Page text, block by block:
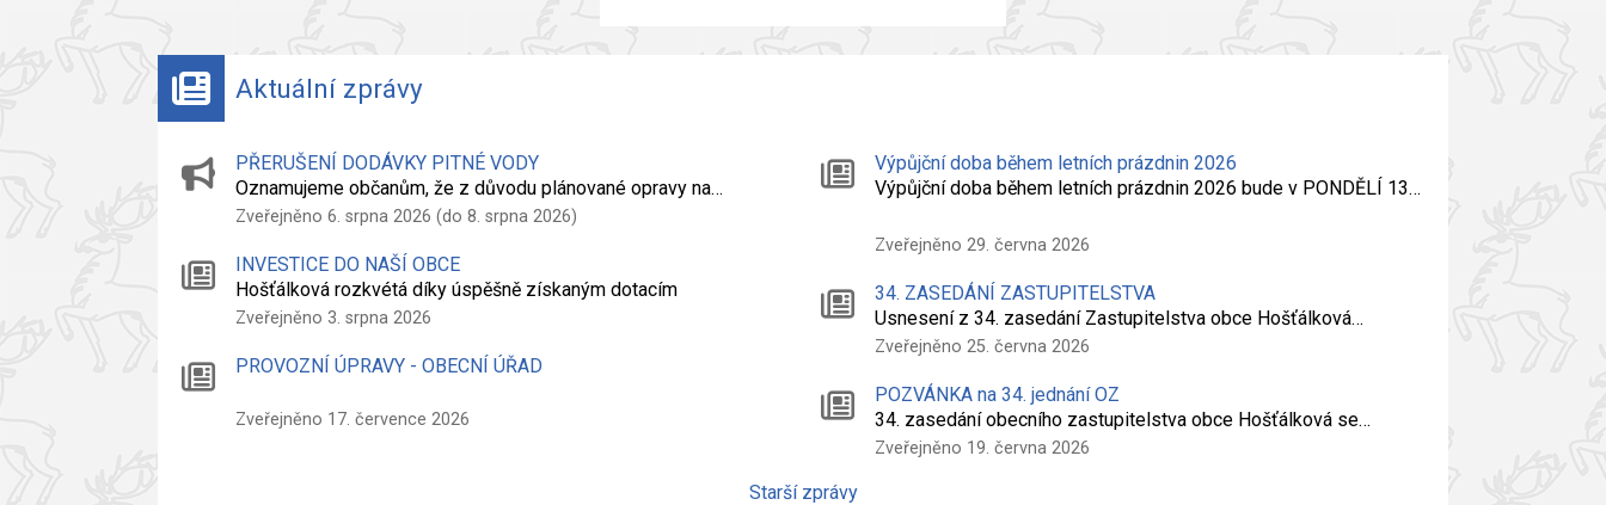
Aktuální zprávy
PŘERUŠENÍ DODÁVKY PITNÉ VODY
Oznamujeme občanům, že z důvodu plánované opravy na…
Zveřejněno 6. srpna 2026 (do 8. srpna 2026)
INVESTICE DO NAŠÍ OBCE
Hošťálková rozkvétá díky úspěšně získaným dotacím
Zveřejněno 3. srpna 2026
PROVOZNÍ ÚPRAVY - OBECNÍ ÚŘAD
Zveřejněno 17. července 2026
Výpůjční doba během letních prázdnin 2026
Výpůjční doba během letních prázdnin 2026 bude v PONDĚLÍ 13…
Zveřejněno 29. června 2026
34. ZASEDÁNÍ ZASTUPITELSTVA
Usnesení z 34. zasedání Zastupitelstva obce Hošťálková…
Zveřejněno 25. června 2026
POZVÁNKA na 34. jednání OZ
34. zasedání obecního zastupitelstva obce Hošťálková se…
Zveřejněno 19. června 2026
Starší zprávy